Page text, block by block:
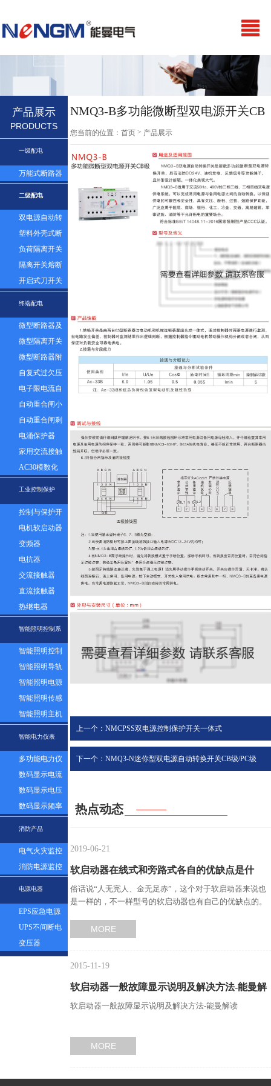
产品展示
PRODUCTS
一级配电
万能式断路器
二级配电
双电源自动转
换开关
塑料外壳式断
路器及漏电
负荷隔离开关
隔离开关熔断
器组
开启式刀开关
终端配电
微型断路器及
漏电
微型隔离开关
微型断路器附
件
自复式过欠压
保护器
电子限电流自
动控制器
自动重合闸小
型断路器
自动重合闸剩
余电流塑壳断
路器
电涌保护器
家用交流接触
器
AC30模数化
工业控制保护
控制与保护开
关
电机软启动器
变频器
电抗器
交流接触器
直流接触器
热继电器
智能照明控制系
统
智能照明控制
面板
智能照明导轨
模块
智能照明电源
模块
智能照明传感
器
智能照明主机
智能电力仪表
多功能电力仪
表
数码显示电流
表
数码显示电压
表
数码显示频率
消防产品
电气火灾监控
探测器
消防电源监控
电源电器
EPS应急电源
UPS不间断电
源
变压器
NMQ3-B多功能微断型双电源开关CB
级
您当前的位置：首页 > 产品展示
上一个：NMCPSS双电源控制保护开关一体式
下一个：NMQ3-N迷你型双电源自动转换开关CB级/PC级
热点动态
2019-06-21
软启动器在线式和旁路式各自的优缺点是什
么？…
俗话说“人无完人、金无足赤”，这个对于软启动器来说也
是一样的，不一样型号的软启动器也有自己的优缺点的。
MORE
2015-11-19
软启动器一般故障显示说明及解决方法-能曼解
读…
软启动器一般故障显示说明及解决方法-能曼解读
MORE